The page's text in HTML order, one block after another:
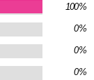
100%
0%
0%
0%